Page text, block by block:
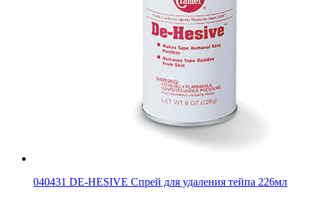
040431 DE-HESIVE Спрей для удаления тейпа 226мл